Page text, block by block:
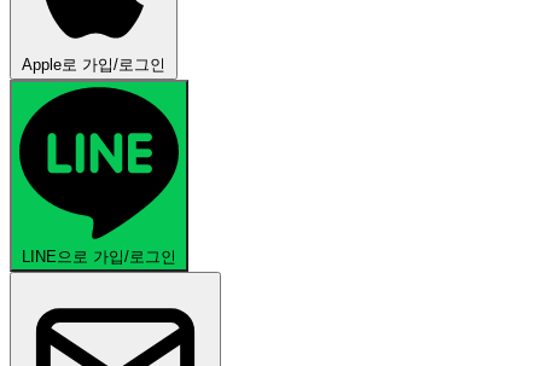
Apple로 가입/로그인
LINE으로 가입/로그인